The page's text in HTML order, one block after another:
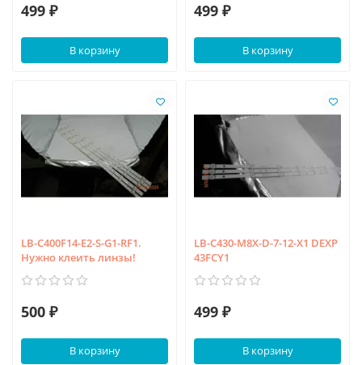
499 ₽
В корзину
499 ₽
В корзину
LB-C400F14-E2-S-G1-RF1.
Нужно клеить линзы!
500 ₽
В корзину
LB-C430-M8X-D-7-12-X1 DEXP
43FCY1
499 ₽
В корзину